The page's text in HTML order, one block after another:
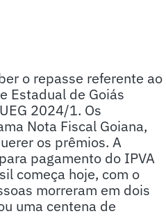
o repasse referente ao
Estadual de Goiás
2024/1. Os
Nota Fiscal Goiana,
os prêmios. A
pagamento do IPVA
começa hoje, com o
morreram em dois
uma centena de